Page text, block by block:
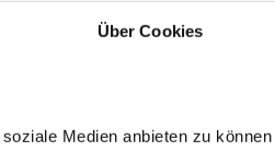
Über Cookies
Medien anbieten zu können